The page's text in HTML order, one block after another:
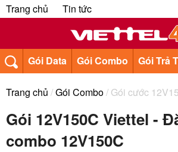
Trang chủ Tin tức
Gói Data Gói Combo Gói Trả
Trang chủ /Gói Combo/ Gói cước
Gói 12V150C Viettel -
combo 12V150C